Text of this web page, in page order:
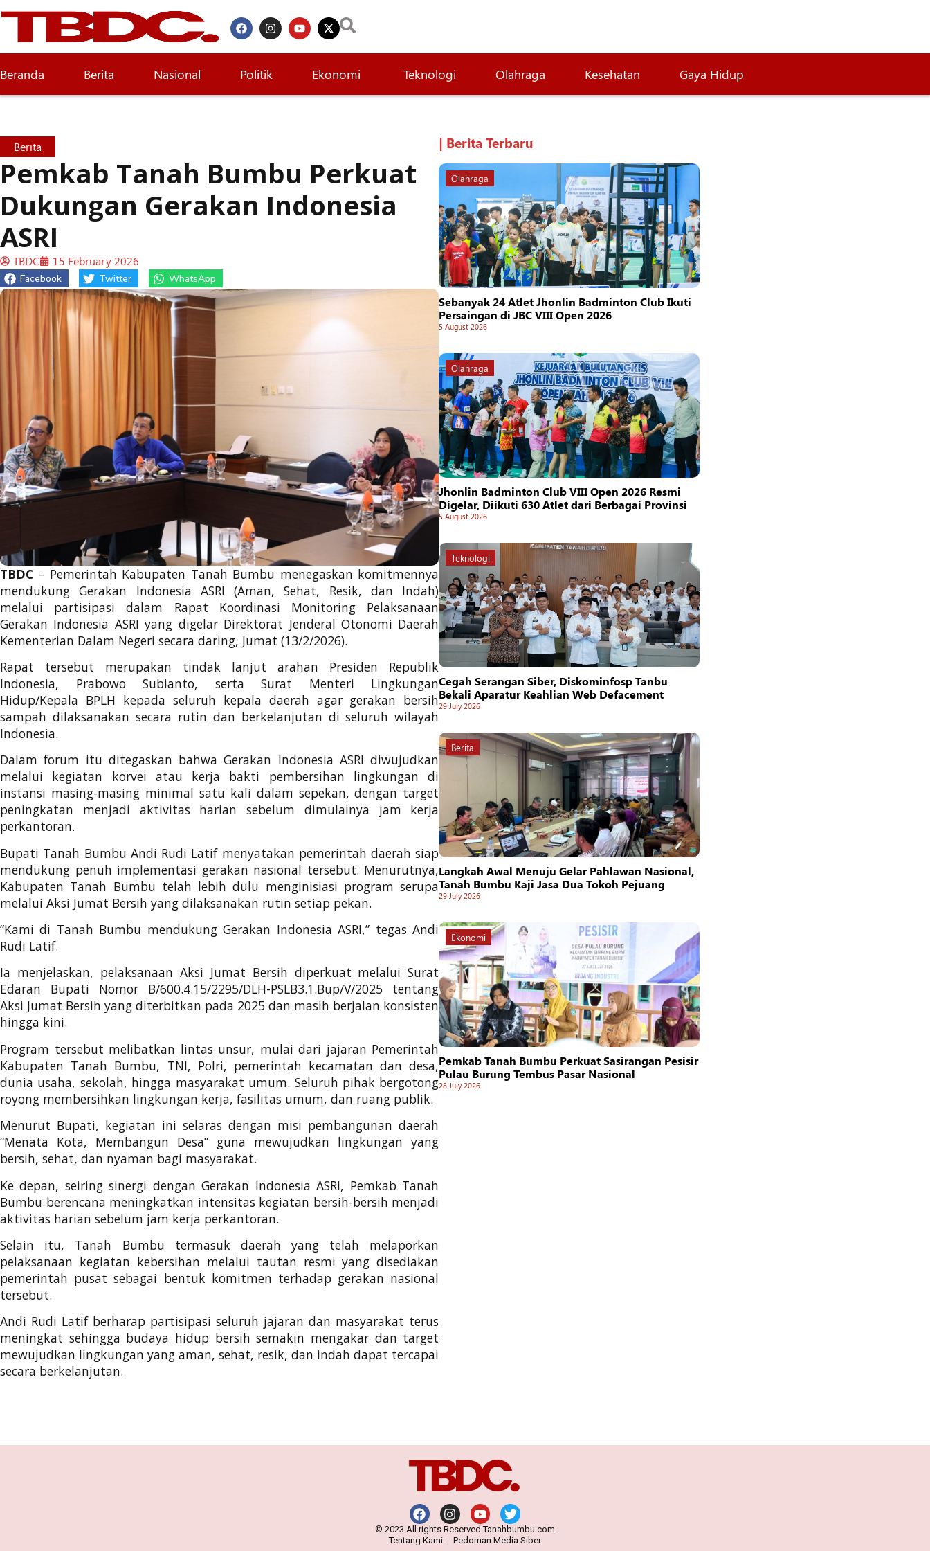
Beranda Berita Nasional Politik Ekonomi Teknologi Olahraga Kesehatan Gaya Hidup
Berita
Pemkab Tanah Bumbu Perkuat
Dukungan Gerakan Indonesia
ASRI
TBDC 15 February 2026
Facebook Twitter WhatsApp
TBDC – Pemerintah Kabupaten Tanah Bumbu menegaskan komitmennya
mendukung Gerakan Indonesia ASRI (Aman, Sehat, Resik, dan Indah)
melalui partisipasi dalam Rapat Koordinasi Monitoring Pelaksanaan
Gerakan Indonesia ASRI yang digelar Direktorat Jenderal Otonomi Daerah
Kementerian Dalam Negeri secara daring, Jumat (13/2/2026).
Rapat tersebut merupakan tindak lanjut arahan Presiden Republik
Indonesia, Prabowo Subianto, serta Surat Menteri Lingkungan
Hidup/Kepala BPLH kepada seluruh kepala daerah agar gerakan bersih
sampah dilaksanakan secara rutin dan berkelanjutan di seluruh wilayah
Indonesia.
Dalam forum itu ditegaskan bahwa Gerakan Indonesia ASRI diwujudkan
melalui kegiatan korvei atau kerja bakti pembersihan lingkungan di
instansi masing-masing minimal satu kali dalam sepekan, dengan target
peningkatan menjadi aktivitas harian sebelum dimulainya jam kerja
perkantoran.
Bupati Tanah Bumbu Andi Rudi Latif menyatakan pemerintah daerah siap
mendukung penuh implementasi gerakan nasional tersebut. Menurutnya,
Kabupaten Tanah Bumbu telah lebih dulu menginisiasi program serupa
melalui Aksi Jumat Bersih yang dilaksanakan rutin setiap pekan.
“Kami di Tanah Bumbu mendukung Gerakan Indonesia ASRI,” tegas Andi
Rudi Latif.
Ia menjelaskan, pelaksanaan Aksi Jumat Bersih diperkuat melalui Surat
Edaran Bupati Nomor B/600.4.15/2295/DLH-PSLB3.1.Bup/V/2025 tentang
Aksi Jumat Bersih yang diterbitkan pada 2025 dan masih berjalan konsisten
hingga kini.
Program tersebut melibatkan lintas unsur, mulai dari jajaran Pemerintah
Kabupaten Tanah Bumbu, TNI, Polri, pemerintah kecamatan dan desa,
dunia usaha, sekolah, hingga masyarakat umum. Seluruh pihak bergotong
royong membersihkan lingkungan kerja, fasilitas umum, dan ruang publik.
Menurut Bupati, kegiatan ini selaras dengan misi pembangunan daerah
“Menata Kota, Membangun Desa” guna mewujudkan lingkungan yang
bersih, sehat, dan nyaman bagi masyarakat.
Ke depan, seiring sinergi dengan Gerakan Indonesia ASRI, Pemkab Tanah
Bumbu berencana meningkatkan intensitas kegiatan bersih-bersih menjadi
aktivitas harian sebelum jam kerja perkantoran.
Selain itu, Tanah Bumbu termasuk daerah yang telah melaporkan
pelaksanaan kegiatan kebersihan melalui tautan resmi yang disediakan
pemerintah pusat sebagai bentuk komitmen terhadap gerakan nasional
tersebut.
Andi Rudi Latif berharap partisipasi seluruh jajaran dan masyarakat terus
meningkat sehingga budaya hidup bersih semakin mengakar dan target
mewujudkan lingkungan yang aman, sehat, resik, dan indah dapat tercapai
secara berkelanjutan.
| Berita Terbaru
Olahraga
Sebanyak 24 Atlet Jhonlin Badminton Club Ikuti
Persaingan di JBC VIII Open 2026
5 August 2026
Olahraga
Jhonlin Badminton Club VIII Open 2026 Resmi
Digelar, Diikuti 630 Atlet dari Berbagai Provinsi
5 August 2026
Teknologi
Cegah Serangan Siber, Diskominfosp Tanbu
Bekali Aparatur Keahlian Web Defacement
29 July 2026
Berita
Langkah Awal Menuju Gelar Pahlawan Nasional,
Tanah Bumbu Kaji Jasa Dua Tokoh Pejuang
29 July 2026
Ekonomi
Pemkab Tanah Bumbu Perkuat Sasirangan Pesisir
Pulau Burung Tembus Pasar Nasional
28 July 2026
© 2023 All rights Reserved Tanahbumbu.com
Tentang Kami
Pedoman Media Siber